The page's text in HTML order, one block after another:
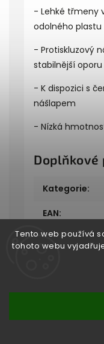
Tento web používá
tohoto webu
- Lehké třmeny
odolného plastu
- Protiskluzový
stabilnější
- K dispozici s
nášlapem
- Nízká
Kategorie:
EAN:
Copyright 2026